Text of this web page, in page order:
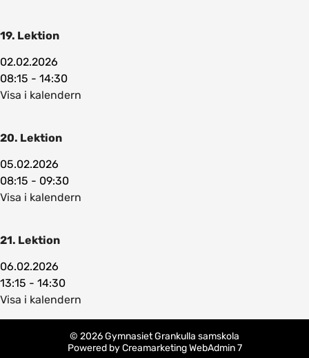
19. Lektion
02.02.2026
08:15 - 14:30
Visa i kalendern
20. Lektion
05.02.2026
08:15 - 09:30
Visa i kalendern
21. Lektion
06.02.2026
13:15 - 14:30
Visa i kalendern
© 2026 Gymnasiet Grankulla samskola
Powered byCreamarketing WebAdmin 7